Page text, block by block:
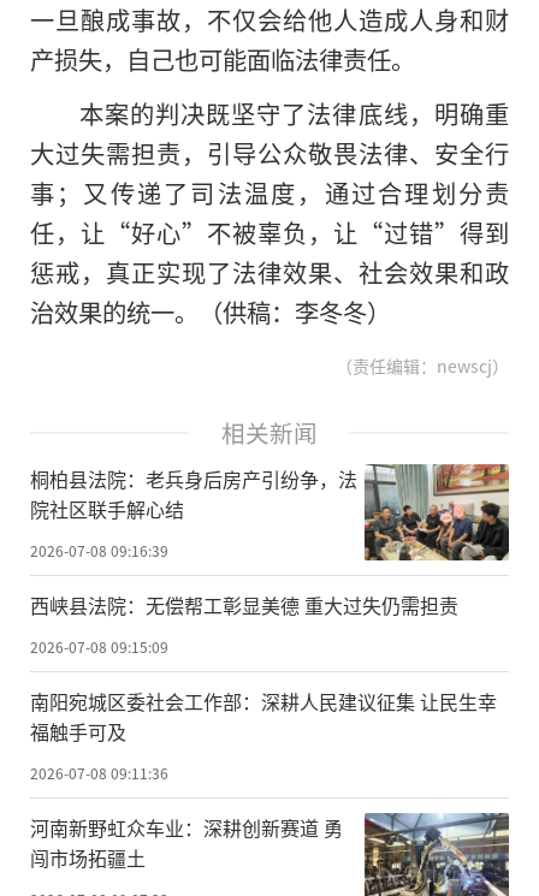
一旦酿成事故，不仅会给他人造成人身和财
产损失，自己也可能面临法律责任。
本案的判决既坚守了法律底线，明确重
大过失需担责，引导公众敬畏法律、安全行
事；又传递了司法温度，通过合理划分责
任，让“好心”不被辜负，让“过错”得到
惩戒，真正实现了法律效果、社会效果和政
治效果的统一。（供稿：李冬冬）
（责任编辑：newscj）
相关新闻
桐柏县法院：老兵身后房产引纷争，法
院社区联手解心结
2026-07-08 09:16:39
西峡县法院：无偿帮工彰显美德 重大过失仍需担责
2026-07-08 09:15:09
南阳宛城区委社会工作部：深耕人民建议征集 让民生幸
福触手可及
2026-07-08 09:11:36
河南新野虹众车业：深耕创新赛道 勇
闯市场拓疆土